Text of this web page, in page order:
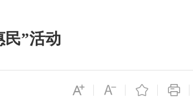
民”活动